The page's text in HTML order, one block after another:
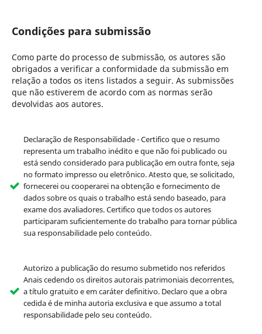
Condições para submissão
Como parte do processo de submissão, os autores são
obrigados a verificar a conformidade da submissão em
relação a todos os itens listados a seguir. As submissões
que não estiverem de acordo com as normas serão
devolvidas aos autores.
Declaração de Responsabilidade - Certifico que o resumo
representa um trabalho inédito e que não foi publicado ou
está sendo considerado para publicação em outra fonte, seja
no formato impresso ou eletrônico. Atesto que, se solicitado,
fornecerei ou cooperarei na obtenção e fornecimento de
dados sobre os quais o trabalho está sendo baseado, para
exame dos avaliadores. Certifico que todos os autores
participaram suficientemente do trabalho para tornar pública
sua responsabilidade pelo conteúdo.
Autorizo a publicação do resumo submetido nos referidos
Anais cedendo os direitos autorais patrimoniais decorrentes,
a título gratuito e em caráter definitivo. Declaro que a obra
cedida é de minha autoria exclusiva e que assumo a total
responsabilidade pelo seu conteúdo.